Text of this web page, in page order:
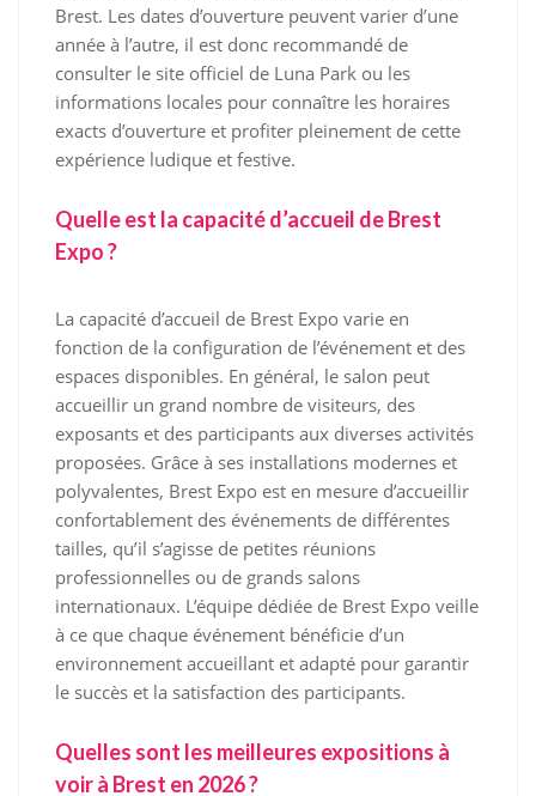
Brest. Les dates d’ouverture peuvent varier d’une
année à l’autre, il est donc recommandé de
consulter le site officiel de Luna Park ou les
informations locales pour connaître les horaires
exacts d’ouverture et profiter pleinement de cette
expérience ludique et festive.
Quelle est la capacité d’accueil de Brest
Expo ?
La capacité d’accueil de Brest Expo varie en
fonction de la configuration de l’événement et des
espaces disponibles. En général, le salon peut
accueillir un grand nombre de visiteurs, des
exposants et des participants aux diverses activités
proposées. Grâce à ses installations modernes et
polyvalentes, Brest Expo est en mesure d’accueillir
confortablement des événements de différentes
tailles, qu’il s’agisse de petites réunions
professionnelles ou de grands salons
internationaux. L’équipe dédiée de Brest Expo veille
à ce que chaque événement bénéficie d’un
environnement accueillant et adapté pour garantir
le succès et la satisfaction des participants.
Quelles sont les meilleures expositions à
voir à Brest en 2026 ?